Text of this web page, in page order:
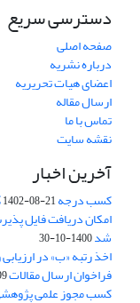
دسترسی سریع
صفحه اصلی
درباره نشریه
اعضای هیات تحریریه
ارسال مقاله
تماس با ما
نقشه سایت
آخرین اخبار
کسب درجه Q1 ISC1402-08-21
امکان دریافت فایل
شد1400-10-30
اخذ رتبه «ب» در
فراخوان ارسال مقالات
کسب مجوز علمی